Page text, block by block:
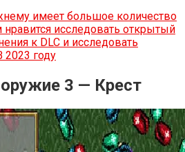
имеет большое количество
исследовать открытый
к DLC и исследовать
году
3 — Крест